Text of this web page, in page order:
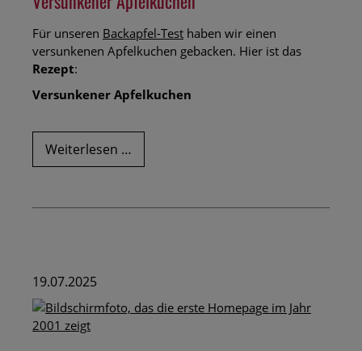
Für unseren Backapfel-Test haben wir einen
versunkenen Apfelkuchen gebacken. Hier ist das
Rezept:
Versunkener Apfelkuchen
Weiterlesen …
Apfelkuchen
19.07.2025